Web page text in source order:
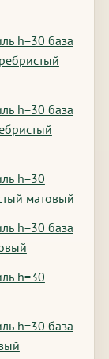
h=30 база
h=30 база
h=30
матовый
h=30 база
h=30
h=30 база